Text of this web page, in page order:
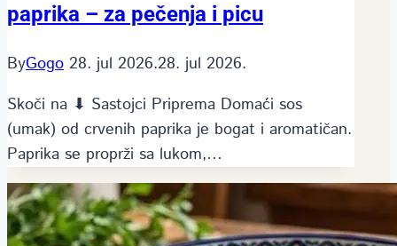
paprika – za pečenja i picu
ByGogo 28. jul 2026.28. jul 2026.
Skoči na ⬇ Sastojci Priprema Domaći sos
(umak) od crvenih paprika je bogat i aromatičan.
Paprika se proprži sa lukom,…